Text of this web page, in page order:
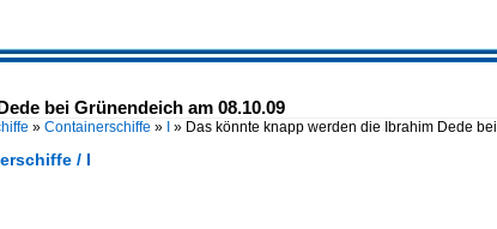
bei Grünendeich am 08.10.09
» Containerschiffe » » Das könnte knapp werden die Ibrahim Dede bei
/ I